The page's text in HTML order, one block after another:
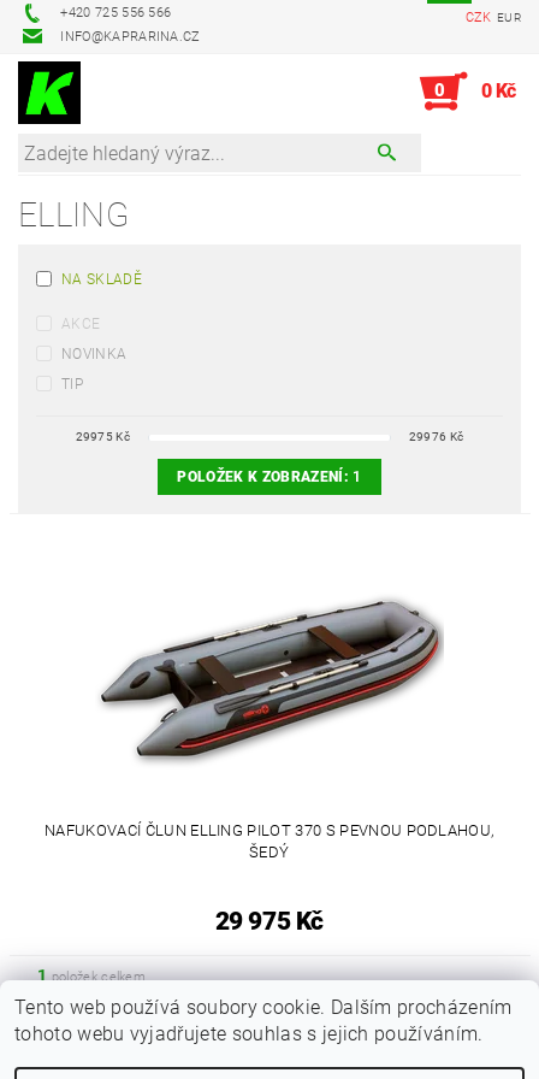
+420 725 556 566
INFO@KAPRARINA.CZ
CZK EUR
0 0 Kč
ELLING
NA SKLADĚ
AKCE
NOVINKA
TIP
29975Kč 29976 Kč
POLOŽEK K ZOBRAZENÍ: 1
NAFUKOVACÍ ČLUN ELLING PILOT 370 S PEVNOU PODLAHOU,
ŠEDÝ
29 975 Kč
1položek celkem
Zboží.cz Heureka.cz
Tento web používá soubory cookie. Dalším procházením
tohoto webu vyjadřujete souhlas s jejich používáním.